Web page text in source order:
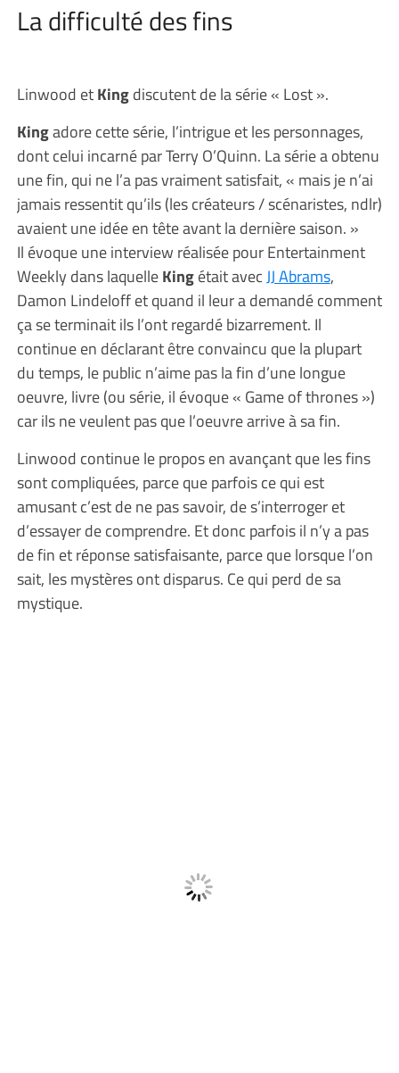
La difficulté des fins
Linwood etKingdiscutent de la série « Lost ».
Kingadore cette série, l’intrigue et les personnages,
dont celui incarné par Terry O’Quinn. La série a obtenu
une fin, qui ne l’a pas vraiment satisfait, « mais je n’ai
jamais ressentit qu’ils (les créateurs / scénaristes, ndlr)
avaient une idée en tête avant la dernière saison. »
Il évoque une interview réalisée pour Entertainment
Weekly dans laquelleKingétait avecJJ Abrams,
Damon Lindeloff et quand il leur a demandé comment
ça se terminait ils l’ont regardé bizarrement. Il
continue en déclarant être convaincu que la plupart
du temps, le public n’aime pas la fin d’une longue
oeuvre, livre (ou série, il évoque « Game of thrones »)
car ils ne veulent pas que l’oeuvre arrive à sa fin.
Linwood continue le propos en avançant que les fins
sont compliquées, parce que parfois ce qui est
amusant c’est de ne pas savoir, de s’interroger et
d’essayer de comprendre. Et donc parfois il n’y a pas
de fin et réponse satisfaisante, parce que lorsque l’on
sait, les mystères ont disparus. Ce qui perd de sa
mystique.